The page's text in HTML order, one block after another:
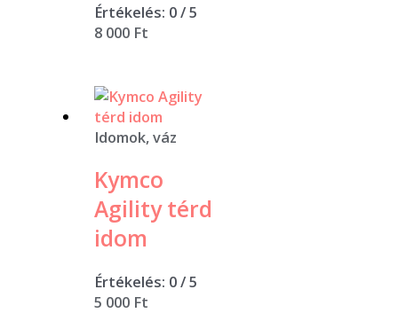
Értékelés: 0/ 5
8 000 Ft
Idomok, váz
Kymco
Agility térd
idom
Értékelés: 0/ 5
5 000 Ft